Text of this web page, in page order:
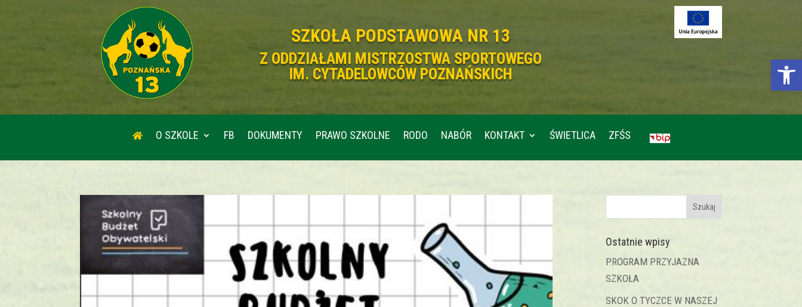
Otwórz
SZKOŁA PODSTAWOWA NR 13
Z ODDZIAŁAMI MISTRZOSTWA SPORTOWEGO
IM. CYTADELOWCÓW POZNAŃSKICH
O SZKOLE FB DOKUMENTY PRAWO SZKOLNE RODO NABÓR KONTAKT ŚWIETLICA ZFŚS
Ostatnie wpisy
PROGRAM PRZYJAZNA
SZKOŁA
SKOK O TYCZCE W NASZEJ